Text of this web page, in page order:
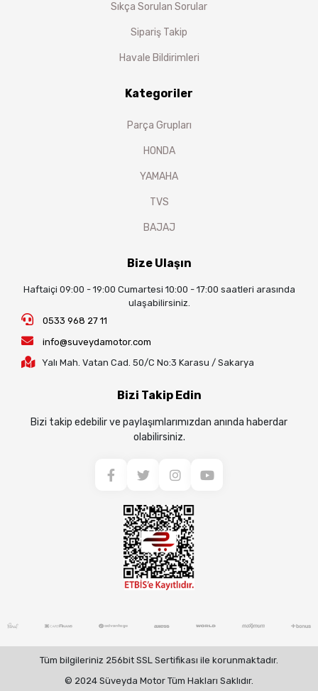
Sıkça Sorulan Sorular
Sipariş Takip
Havale Bildirimleri
Kategoriler
Parça Grupları
HONDA
YAMAHA
TVS
BAJAJ
Bize Ulaşın
Haftaiçi 09:00 - 19:00 Cumartesi 10:00 - 17:00 saatleri arasında
ulaşabilirsiniz.
0533 968 27 11
info@suveydamotor.com
Yalı Mah. Vatan Cad. 50/C No:3 Karasu / Sakarya
Bizi Takip Edin
Bizi takip edebilir ve paylaşımlarımızdan anında haberdar
olabilirsiniz.
Tüm bilgileriniz 256bit SSL Sertifikası ile korunmaktadır.
© 2024 Süveyda Motor Tüm Hakları Saklıdır.